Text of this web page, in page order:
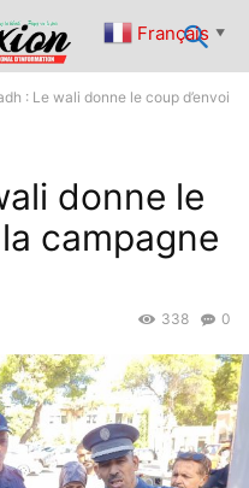
: Le wali donne le coup d’envoi
donne le
campagne
0
338
Français ▼